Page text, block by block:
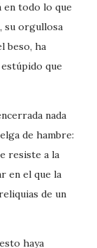
en todo lo que
su orgullosa
beso, ha
que
nada
de hambre:
resiste a la
en el que la
de un
haya